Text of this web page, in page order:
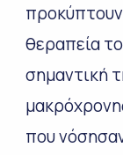
προκύπτουν
θεραπεία
σημαντική
που